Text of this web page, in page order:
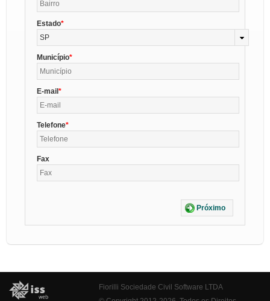
Estado
SP
Município
E-mail
Telefone
Fax
Próximo
Fiorilli Sociedade Civil Software LTDA